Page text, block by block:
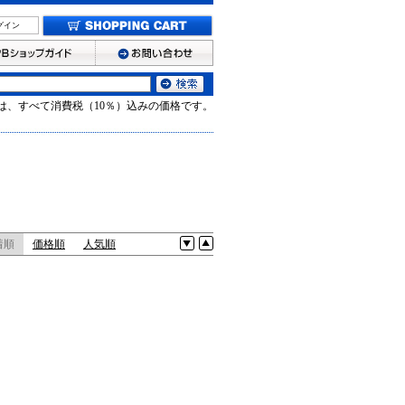
イン
、すべて消費税（10％）込みの価格です。
順 価格順 人気順